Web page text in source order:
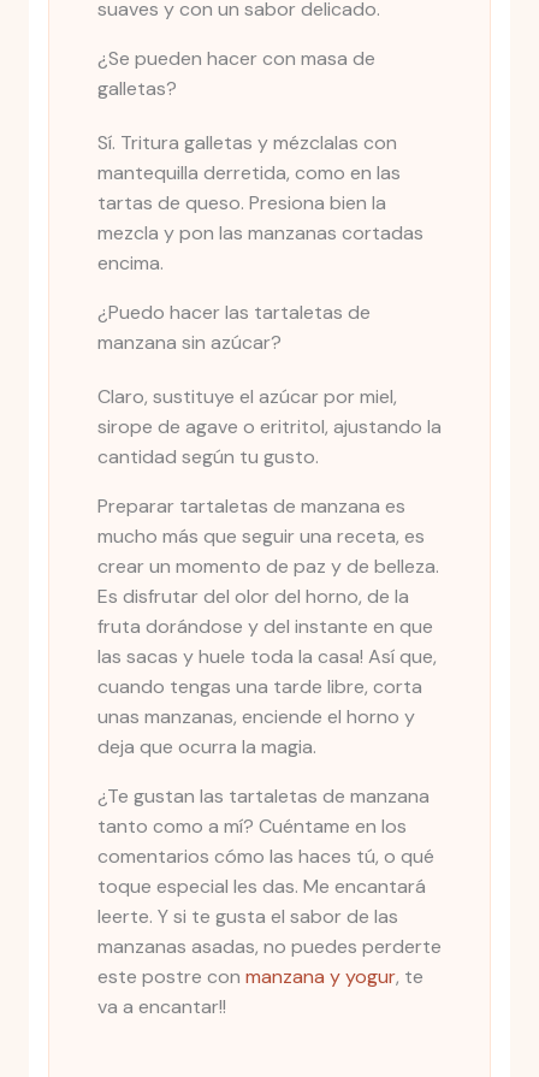
suaves y con un sabor delicado.
¿Se pueden hacer con masa de
galletas?
Sí. Tritura galletas y mézclalas con
mantequilla derretida, como en las
tartas de queso. Presiona bien la
mezcla y pon las manzanas cortadas
encima.
¿Puedo hacer las tartaletas de
manzana sin azúcar?
Claro, sustituye el azúcar por miel,
sirope de agave o eritritol, ajustando la
cantidad según tu gusto.
Preparar tartaletas de manzana es
mucho más que seguir una receta, es
crear un momento de paz y de belleza.
Es disfrutar del olor del horno, de la
fruta dorándose y del instante en que
las sacas y huele toda la casa! Así que,
cuando tengas una tarde libre, corta
unas manzanas, enciende el horno y
deja que ocurra la magia.
¿Te gustan las tartaletas de manzana
tanto como a mí? Cuéntame en los
comentarios cómo las haces tú, o qué
toque especial les das. Me encantará
leerte. Y si te gusta el sabor de las
manzanas asadas, no puedes perderte
este postre con manzana y yogur, te
va a encantar!!